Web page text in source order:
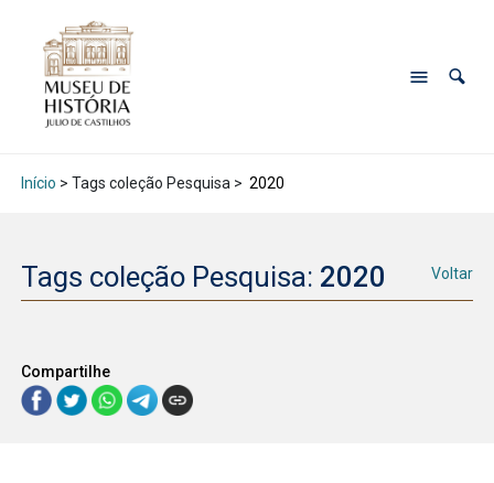
Início > Tags coleção Pesquisa > 2020
Tags coleção Pesquisa: 2020 Voltar
Compartilhe